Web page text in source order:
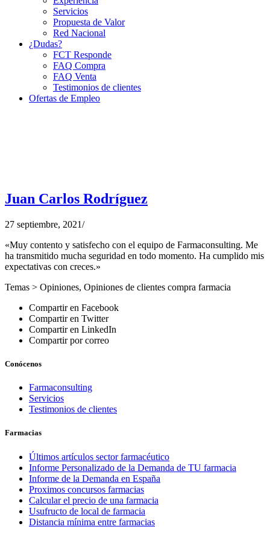
Servicios
Propuesta de Valor
Red Nacional
¿Dudas?
FCT Responde
FAQ Compra
FAQ Venta
Testimonios de clientes
Ofertas de Empleo
Juan Carlos Rodríguez
27 septiembre, 2021/
«Muy contento y satisfecho con el equipo de Farmaconsulting. Me
ha transmitido mucha seguridad en todo momento. Ha cumplido mis
expectativas con creces.»
Temas > Opiniones, Opiniones de clientes compra farmacia
Compartir en Facebook
Compartir en Twitter
Compartir en LinkedIn
Compartir por correo
Conócenos
Farmaconsulting
Servicios
Testimonios de clientes
Farmacias
Últimos artículos sector farmacéutico
Informe Personalizado de la Demanda de TU farmacia
Informe de la Demanda en España
Proximos concursos farmacias
Calcular el precio de una farmacia
Usufructo de local de farmacia
Distancia mínima entre farmacias